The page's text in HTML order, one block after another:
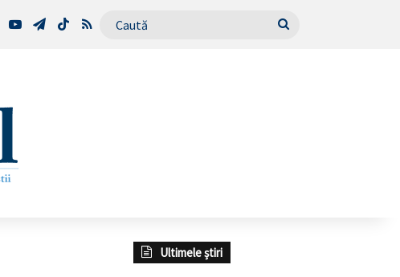
YouTubeTelegram
TikTokRSS Caută
Ultimele știri